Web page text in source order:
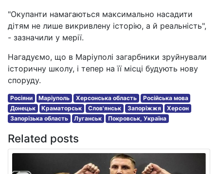
"Окупанти намагаються максимально насадити
дітям не лише викривлену історію, а й реальність",
- зазначили у мерії.
Нагадуємо, що в Маріуполі загарбники зруйнували
історичну школу, і тепер на її місці будують нову
споруду.
Росіяни Маріуполь Херсонська область
Російська мова
Донецьк
Краматорськ Слов'янськ Запоріжжя
Херсон
Запорізька область
Луганськ Покровськ, Україна
Related posts